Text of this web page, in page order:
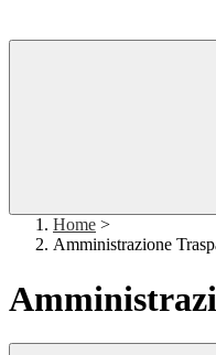
Home >
Amministrazione